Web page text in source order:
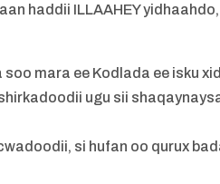
haddii ILLAAHEY
mara ee Kodlada ee isku
ugu sii
si hufan oo qurux